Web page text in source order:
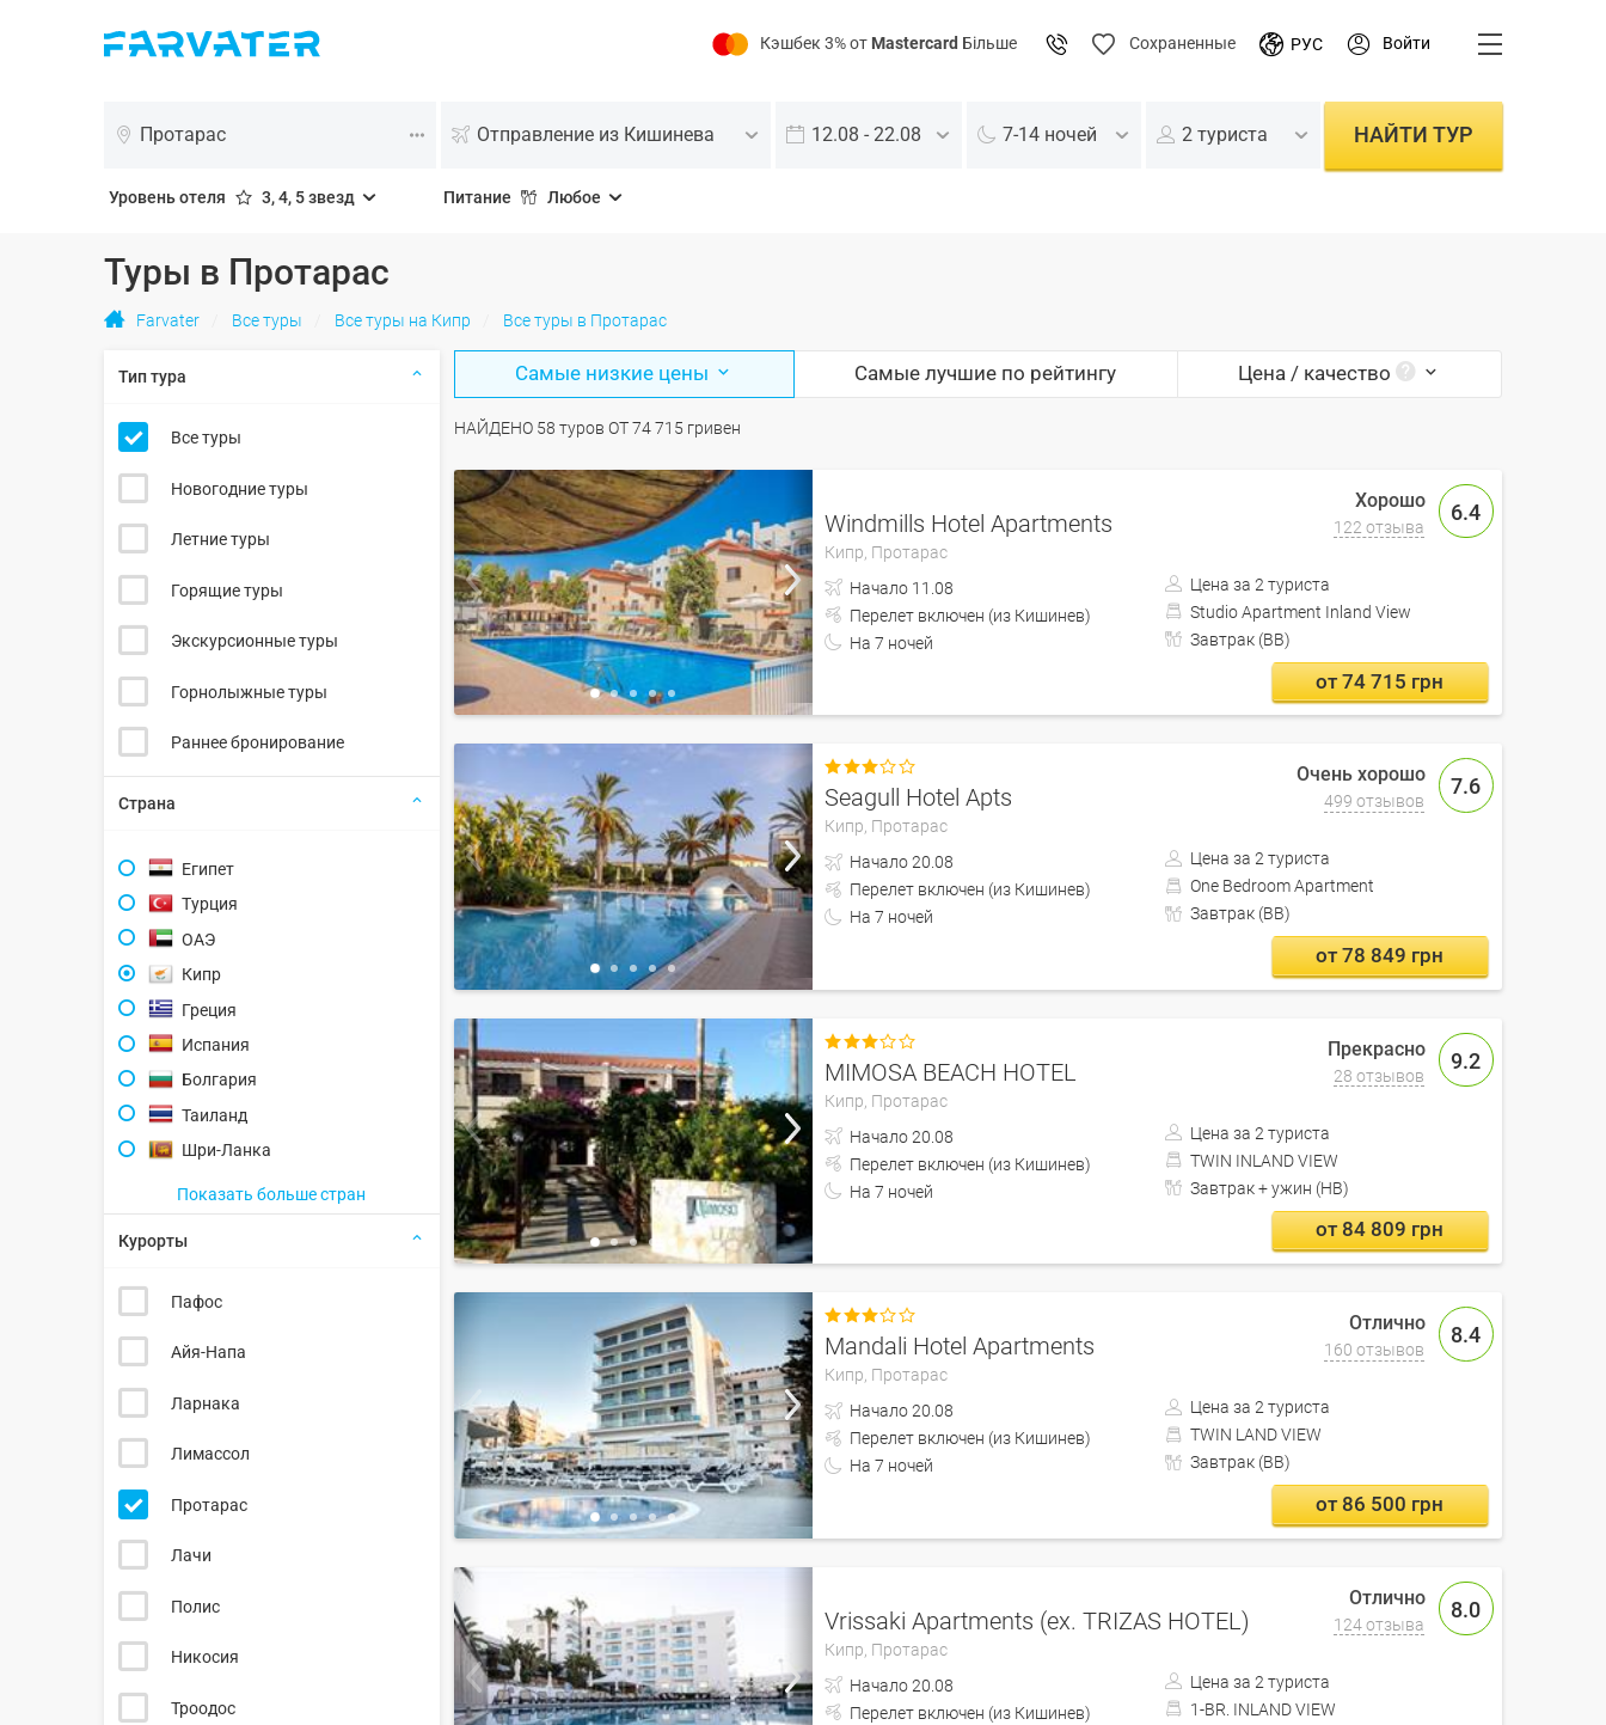
Кэшбек 3% от Mastercard Більше Сохраненные РУС Войти
Протарас Отправление из Кишинева 12.08 - 22.08 7-14 ночей 2 туриста
Уровень отеля 3, 4, 5 звезд Питание Любое
НАЙТИ ТУР
Туры в Протарас
Farvater Все туры Все туры на Кипр Все туры в Протарас
Самые низкие цены Самые лучшие по рейтингу Цена / качество
НАЙДЕНО 58 туров ОТ74 715 гривен
Тип тура
Все туры
Новогодние туры
Летние туры
Горящие туры
Экскурсионные туры
Горнолыжные туры
Раннее бронирование
Страна
Египет
Турция
ОАЭ
Кипр
Греция
Испания
Болгария
Таиланд
Шри-Ланка
Показать больше стран
Курорты
Пафос
Айя-Напа
Ларнака
Лимассол
Протарас
Лачи
Полис
Никосия
Троодос
6.4
122 отзыва
Windmills Hotel Apartments
Кипр, Протарас
Начало 11.08
Перелет включен (из Кишинев)
На7 ночей
Цена за 2 туриста
Studio Apartment Inland View
Завтрак (BB)
от 74 715 грн
7.6
499 отзывов

Seagull Hotel Apts
Кипр, Протарас
Начало20.08
Перелет включен (из Кишинев)
На7 ночей
Цена за 2 туриста
One Bedroom Apartment
Завтрак (BB)
от 78 849 грн
9.2
28 отзывов

MIMOSA BEACH HOTEL
Кипр, Протарас
Начало20.08
Перелет включен (из Кишинев)
На7 ночей
Цена за 2 туриста
TWIN INLAND VIEW
Завтрак + ужин (HB)
от 84 809 грн
8.4
160 отзывов

Mandali Hotel Apartments
Кипр, Протарас
Начало20.08
Перелет включен (из Кишинев)
На7 ночей
Цена за 2 туриста
TWIN LAND VIEW
Завтрак (BB)
от 86 500 грн
8.0
124 отзыва
Vrissaki Apartments (ex. TRIZAS HOTEL)
Кипр, Протарас
Начало20.08
Перелет включен (из Кишинев)
Цена за 2 туриста
1-BR. INLAND VIEW